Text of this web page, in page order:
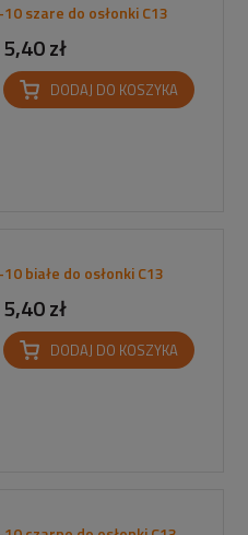
szare do osłonki C13
5,40 zł
DODAJ DO KOSZYKA
białe do osłonki C13
5,40 zł
DODAJ DO KOSZYKA